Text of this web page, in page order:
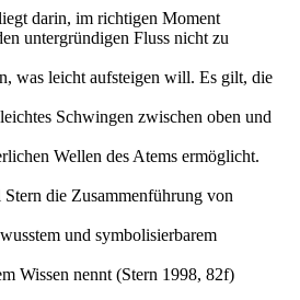
darin, im richtigen Moment
untergründigen Fluss nicht zu
was leicht aufsteigen will. Es gilt, die
Schwingen zwischen oben und
Wellen des Atems ermöglicht.
die Zusammenführung von
und symbolisierbarem
Wissen nennt (Stern 1998, 82f)